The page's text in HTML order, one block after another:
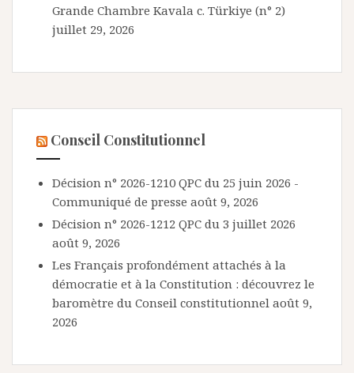
Grande Chambre Kavala c. Türkiye (n° 2)
juillet 29, 2026
Conseil Constitutionnel
Décision n° 2026-1210 QPC du 25 juin 2026 -
Communiqué de presse août 9, 2026
Décision n° 2026-1212 QPC du 3 juillet 2026
août 9, 2026
Les Français profondément attachés à la
démocratie et à la Constitution : découvrez le
baromètre du Conseil constitutionnel août 9,
2026